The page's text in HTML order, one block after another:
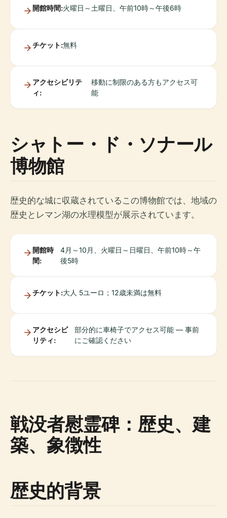
開館時間:火曜日～土曜日、午前10時～午後6時
チケット:無料
アクセシビリテ
ィ:
移動に制限のある方もアクセス可
能
シャトー・ド・ソナール
博物館
歴史的な城に収蔵されているこの博物館では、地域の
歴史とレマン湖の水理模型が展示されています。
開館時
間:
4月～10月、火曜日～日曜日、午前10時～午
後5時
チケット:大人 5ユーロ；12歳未満は無料
アクセシビ
リティ:
部分的に車椅子でアクセス可能 — 事前
にご確認ください
戦没者慰霊碑：歴史、建
築、象徴性
歴史的背景